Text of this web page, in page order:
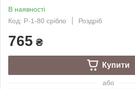
В наявності
Код: Р-1-80 срібло
Роздріб
765 ₴
Купити
або